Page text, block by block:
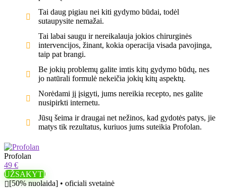
Tai daug pigiau nei kiti gydymo būdai, todėl
sutaupysite nemažai.
Tai labai saugu ir nereikalauja jokios chirurginės
intervencijos, žinant, kokia operacija visada pavojinga,
taip pat brangi.
Be jokių problemų galite imtis kitų gydymo būdų, nes
jo natūrali formulė nekeičia jokių kitų aspektų.
Norėdami jį įsigyti, jums nereikia recepto, nes galite
nusipirkti internetu.
Jūsų šeima ir draugai net nežinos, kad gydotės patys, jie
matys tik rezultatus, kuriuos jums suteikia Profolan.
Profolan
49 €
UŽSAKYTI
[50% nuolaida] • oficiali svetainė